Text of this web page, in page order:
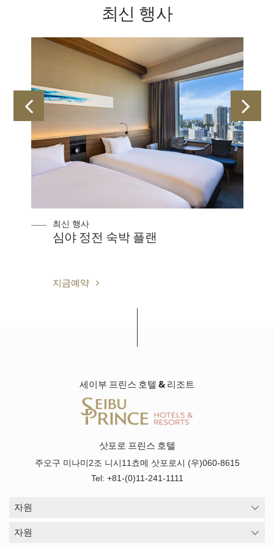
최신 행사
최신 행사
심야 정전 숙박 플랜
지금예약
세이부 프린스 호텔 & 리조트
삿포로 프린스 호텔
주오구 미나미2조 니시11쵸메 삿포로시 (우)060-8615
Tel: +81-(0)11-241-1111
자원
자원